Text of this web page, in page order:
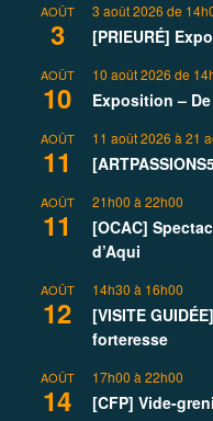
AOÛT
3
3 août 2026 de
[PRIEURÉ]
AOÛT
10
10 août 2026 de
Exposition –
AOÛT
11
11 août 2026 à 21
AOÛT
11
21h00 à 22h00
[OCAC]
d’Aqui
AOÛT
12
14h30 à 16h00
[VISITE
forteresse
AOÛT
14
17h00 à 22h00
[CFP] Vide-